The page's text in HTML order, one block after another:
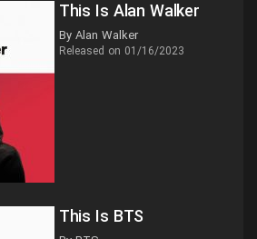
This Is Alan Walker
By Alan Walker
Released on 01/16/2023
This Is BTS